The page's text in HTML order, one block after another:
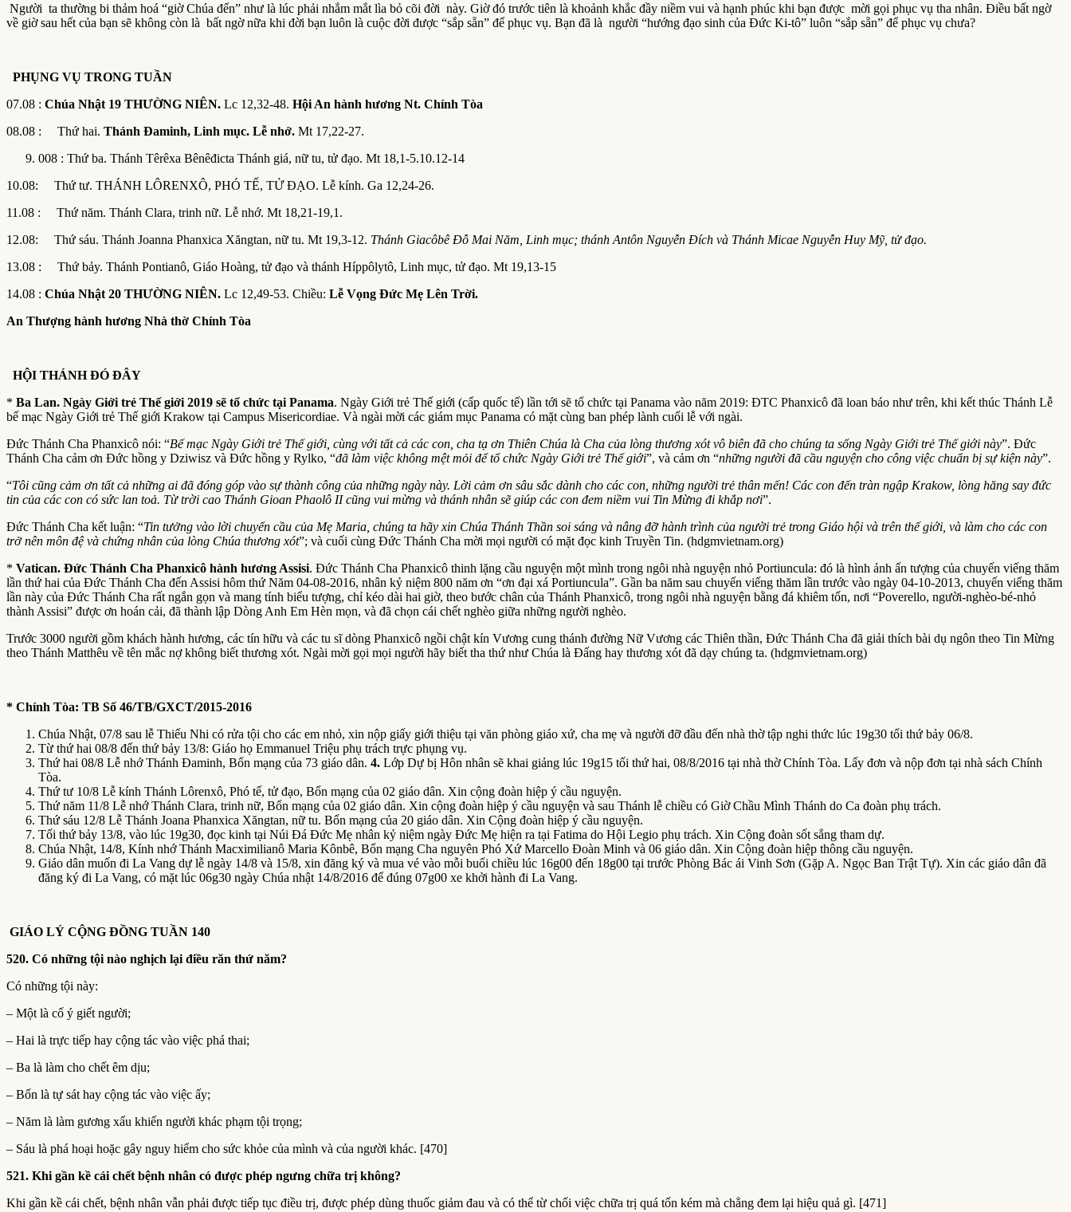
Người ta thường bi thảm hoá “giờ Chúa đến” như là lúc phải nhắm mắt lìa bỏ cõi đời này. Giờ đó trước tiên là khoảnh khắc đầy niềm vui và hạnh phúc khi bạn được mời gọi phục vụ tha nhân. Điều bất ngờ
về giờ sau hết của bạn sẽ không còn là bất ngờ nữa khi đời bạn luôn là cuộc đời được “sắp sẵn” để phục vụ. Bạn đã là người “hướng đạo sinh của Đức Ki-tô” luôn “sắp sẵn” để phục vụ chưa?
PHỤNG VỤ TRONG TUẦN
07.08 : Chúa Nhật 19 THƯỜNG NIÊN. Lc 12,32-48. Hội An hành hương Nt. Chính Tòa
08.08 : Thứ hai. Thánh Đaminh, Linh mục. Lễ nhớ. Mt 17,22-27.
008 : Thứ ba. Thánh Têrêxa Bênêđicta Thánh giá, nữ tu, tử đạo. Mt 18,1-5.10.12-14
10.08: Thứ tư. THÁNH LÔRENXÔ, PHÓ TẾ, TỬ ĐẠO. Lễ kính. Ga 12,24-26.
11.08 : Thứ năm. Thánh Clara, trinh nữ. Lễ nhớ. Mt 18,21-19,1.
12.08: Thứ sáu. Thánh Joanna Phanxica Xăngtan, nữ tu. Mt 19,3-12. Thánh Giacôbê Đỗ Mai Năm, Linh mục; thánh Antôn Nguyễn Đích và Thánh Micae Nguyễn Huy Mỹ, tử đạo.
13.08 : Thứ bảy. Thánh Pontianô, Giáo Hoàng, tử đạo và thánh Híppôlytô, Linh mục, tử đạo. Mt 19,13-15
14.08 : Chúa Nhật 20 THƯỜNG NIÊN. Lc 12,49-53. Chiều: Lễ Vọng Đức Mẹ Lên Trời.
An Thượng hành hương Nhà thờ Chính Tòa
HỘI THÁNH ĐÓ ĐÂY
* Ba Lan. Ngày Giới trẻ Thế giới 2019 sẽ tổ chức tại Panama. Ngày Giới trẻ Thế giới (cấp quốc tế) lần tới sẽ tổ chức tại Panama vào năm 2019: ĐTC Phanxicô đã loan báo như trên, khi kết thúc Thánh Lễ
bế mạc Ngày Giới trẻ Thế giới Krakow tại Campus Misericordiae. Và ngài mời các giám mục Panama có mặt cùng ban phép lành cuối lễ với ngài.
Đức Thánh Cha Phanxicô nói: “Bế mạc Ngày Giới trẻ Thế giới, cùng với tất cả các con, cha tạ ơn Thiên Chúa là Cha của lòng thương xót vô biên đã cho chúng ta sống Ngày Giới trẻ Thế giới này”. Đức
Thánh Cha cảm ơn Đức hồng y Dziwisz và Đức hồng y Rylko, “đã làm việc không mệt mỏi để tổ chức Ngày Giới trẻ Thế giới”, và cảm ơn “những người đã cầu nguyện cho công việc chuẩn bị sự kiện này”.
“Tôi cũng cảm ơn tất cả những ai đã đóng góp vào sự thành công của những ngày này. Lời cảm ơn sâu sắc dành cho các con, những người trẻ thân mến! Các con đến tràn ngập Krakow, lòng hăng say đức
tin của các con có sức lan toả. Từ trời cao Thánh Gioan Phaolô II cũng vui mừng và thánh nhân sẽ giúp các con đem niềm vui Tin Mừng đi khắp nơi”.
Đức Thánh Cha kết luận: “Tin tưởng vào lời chuyển cầu của Mẹ Maria, chúng ta hãy xin Chúa Thánh Thần soi sáng và nâng đỡ hành trình của người trẻ trong Giáo hội và trên thế giới, và làm cho các con
trở nên môn đệ và chứng nhân của lòng Chúa thương xót”; và cuối cùng Đức Thánh Cha mời mọi người có mặt đọc kinh Truyền Tin. (hdgmvietnam.org)
* Vatican. Đức Thánh Cha Phanxicô hành hương Assisi. Đức Thánh Cha Phanxicô thinh lặng cầu nguyện một mình trong ngôi nhà nguyện nhỏ Portiuncula: đó là hình ảnh ấn tượng của chuyến viếng thăm
lần thứ hai của Đức Thánh Cha đến Assisi hôm thứ Năm 04-08-2016, nhân kỷ niệm 800 năm ơn “ơn đại xá Portiuncula”. Gần ba năm sau chuyến viếng thăm lần trước vào ngày 04-10-2013, chuyến viếng thăm
lần này của Đức Thánh Cha rất ngắn gọn và mang tính biểu tượng, chỉ kéo dài hai giờ, theo bước chân của Thánh Phanxicô, trong ngôi nhà nguyện bằng đá khiêm tốn, nơi “Poverello, người-nghèo-bé-nhỏ
thành Assisi” được ơn hoán cải, đã thành lập Dòng Anh Em Hèn mọn, và đã chọn cái chết nghèo giữa những người nghèo.
Trước 3000 người gồm khách hành hương, các tín hữu và các tu sĩ dòng Phanxicô ngồi chật kín Vương cung thánh đường Nữ Vương các Thiên thần, Đức Thánh Cha đã giải thích bài dụ ngôn theo Tin Mừng
theo Thánh Matthêu về tên mắc nợ không biết thương xót. Ngài mời gọi mọi người hãy biết tha thứ như Chúa là Đấng hay thương xót đã dạy chúng ta. (hdgmvietnam.org)
* Chính Tòa: TB Số 46/TB/GXCT/2015-2016
Chúa Nhật, 07/8 sau lễ Thiếu Nhi có rửa tội cho các em nhỏ, xin nộp giấy giới thiệu tại văn phòng giáo xứ, cha mẹ và người đỡ đầu đến nhà thờ tập nghi thức lúc 19g30 tối thứ bảy 06/8.
Từ thứ hai 08/8 đến thứ bảy 13/8: Giáo họ Emmanuel Triệu phụ trách trực phụng vụ.
Thứ hai 08/8 Lễ nhớ Thánh Đaminh, Bổn mạng của 73 giáo dân. 4. Lớp Dự bị Hôn nhân sẽ khai giảng lúc 19g15 tối thứ hai, 08/8/2016 tại nhà thờ Chính Tòa. Lấy đơn và nộp đơn tại nhà sách Chính
Tòa.
Thứ tư 10/8 Lễ kính Thánh Lôrenxô, Phó tế, tử đạo, Bổn mạng của 02 giáo dân. Xin cộng đoàn hiệp ý cầu nguyện.
Thứ năm 11/8 Lễ nhớ Thánh Clara, trinh nữ, Bổn mạng của 02 giáo dân. Xin cộng đoàn hiệp ý cầu nguyện và sau Thánh lễ chiều có Giờ Chầu Mình Thánh do Ca đoàn phụ trách.
Thứ sáu 12/8 Lễ Thánh Joana Phanxica Xăngtan, nữ tu. Bổn mạng của 20 giáo dân. Xin Cộng đoàn hiệp ý cầu nguyện.
Tối thứ bảy 13/8, vào lúc 19g30, đọc kinh tại Núi Đá Đức Mẹ nhân kỷ niệm ngày Đức Mẹ hiện ra tại Fatima do Hội Legio phụ trách. Xin Cộng đoàn sốt sắng tham dự.
Chúa Nhật, 14/8, Kính nhớ Thánh Macximilianô Maria Kônbê, Bổn mạng Cha nguyên Phó Xứ Marcello Đoàn Minh và 06 giáo dân. Xin Cộng đoàn hiệp thông cầu nguyện.
Giáo dân muốn đi La Vang dự lễ ngày 14/8 và 15/8, xin đăng ký và mua vé vào mỗi buổi chiều lúc 16g00 đến 18g00 tại trước Phòng Bác ái Vinh Sơn (Gặp A. Ngọc Ban Trật Tự). Xin các giáo dân đã
đăng ký đi La Vang, có mặt lúc 06g30 ngày Chúa nhật 14/8/2016 để đúng 07g00 xe khởi hành đi La Vang.
GIÁO LÝ CỘNG ĐỒNG TUẦN 140
520. Có những tội nào nghịch lại điều răn thứ năm?
Có những tội này:
– Một là cố ý giết người;
– Hai là trực tiếp hay cộng tác vào việc phá thai;
– Ba là làm cho chết êm dịu;
– Bốn là tự sát hay cộng tác vào việc ấy;
– Năm là làm gương xấu khiến người khác phạm tội trọng;
– Sáu là phá hoại hoặc gây nguy hiểm cho sức khỏe của mình và của người khác. [470]
521. Khi gần kề cái chết bệnh nhân có được phép ngưng chữa trị không?
Khi gần kề cái chết, bệnh nhân vẫn phải được tiếp tục điều trị, được phép dùng thuốc giảm đau và có thể từ chối việc chữa trị quá tốn kém mà chẳng đem lại hiệu quả gì. [471]